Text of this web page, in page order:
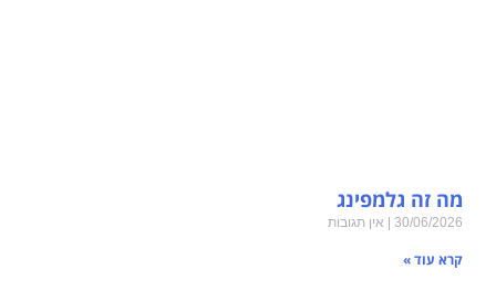
מה זה גלמפינג
30/06/2026 אין תגובות
קרא עוד »